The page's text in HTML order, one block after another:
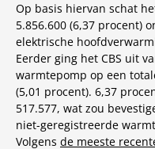
Op basis hiervan schat
5.856.600 (6,37 procent)
elektrische
Eerder ging het CBS uit
warmtepomp op een
(5,01 procent). 6,37
517.577, wat zou
niet-geregistreerde
Volgens de meeste